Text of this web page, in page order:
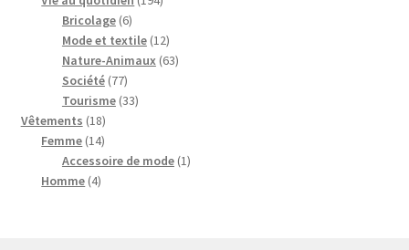
Bricolage 66
produits
Mode et textile 1212
produits
Nature-Animaux 6363
Société 7777
produits
Tourisme 3333
Vêtements 1818
produits
Femme 1414
produits
Accessoire de mode 11
Homme 44